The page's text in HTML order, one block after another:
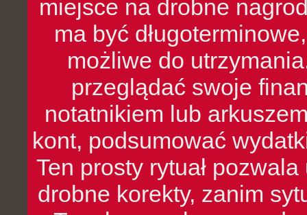
miejsce na drobne
ma być
możliwe do
przeglądać swoje
notatnikiem lub
kont, podsumować
Ten prosty rytuał
drobne korekty, zanim